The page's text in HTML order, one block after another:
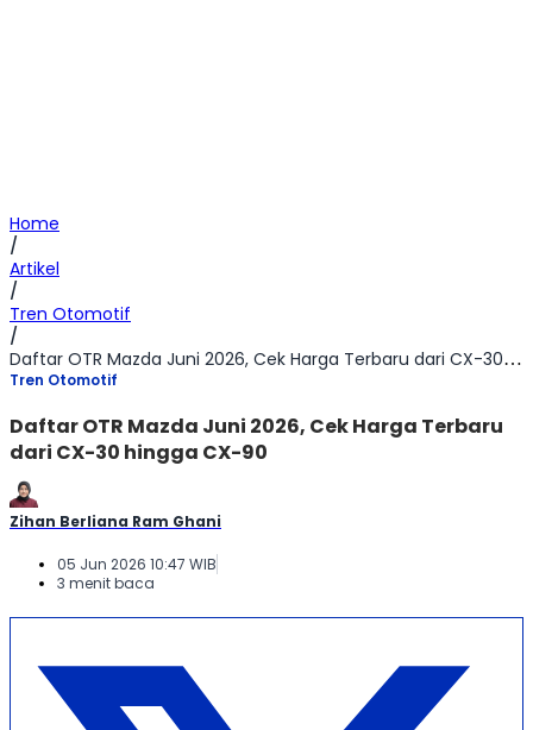
Home
/
Artikel
/
Tren Otomotif
/
Daftar OTR Mazda Juni 2026, Cek Harga Terbaru dari CX-30 hingga CX-90
Tren Otomotif
Daftar OTR Mazda Juni 2026, Cek Harga Terbaru
dari CX-30 hingga CX-90
Zihan Berliana Ram Ghani
05 Jun 2026 10:47 WIB
3 menit baca